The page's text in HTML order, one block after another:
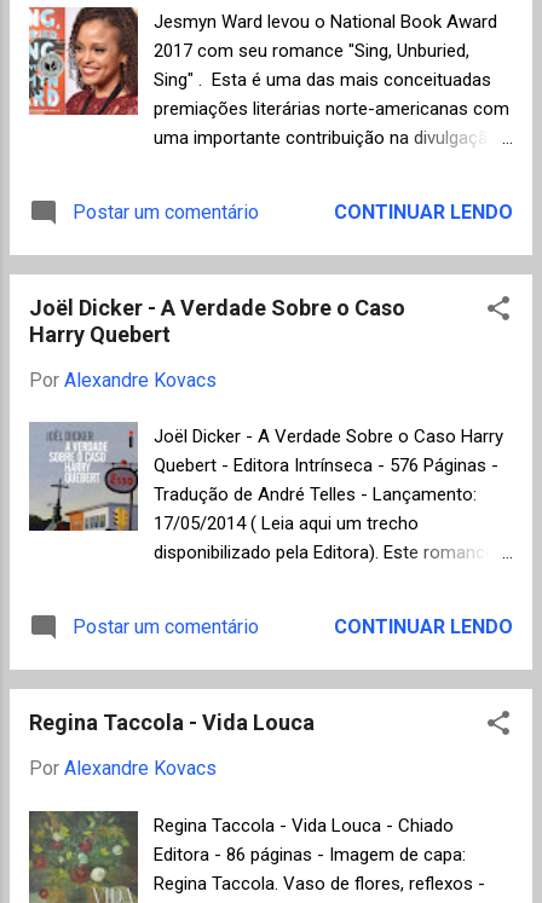
aliados obrigava o imperador a fazer a
"Declaração da Condição Humana" , ou seja,
assumir publicamente que não era uma
divindade como acreditara o país ao longo
de toda a sua história. Tanto a derrota do
por grande parte da colônia de imigrantes
Isto originou a formaç...
Jesmyn Ward levou o National Book Award
2017 com seu romance "Sing, Unburied,
Sing" . Esta é uma das mais conceituadas
premiações literárias norte-americanas com
uma importante contribuição na divulgação
Jonathan Franzen, para citar somente
alguns. A autora já havia conquistado esta
Bones" , uma obra sobre os dias em que o
furacão Katrina atingiu a costa do Golfo do
Mississipi. Cerca de 1.500 livros foram
dezembro de 2016 e 30 de novembro de
2017. Cada finalista recebeu US $ 1.000, e os
vencedores US $ 10.000. Naturalmente o
maior prêmio é a divulgação mundial dos
autores e seus livros, normalmente inéditos
, não ficção , poesia e literatura juvenil, visite
aqui . ...
Postar um comentário CONTINUAR LENDO
Joël Dicker - A Verdade Sobre o Caso
Harry Quebert
Por Alexandre Kovacs
Joël Dicker - A Verdade Sobre o Caso Harry
Quebert - Editora Intrínseca - 576 Páginas -
Tradução de André Telles - Lançamento:
17/05/2014 ( Leia aqui um trecho
disponibilizado pela Editora). Este romance
transformou rapidamente em um best seller,
traduzido para 32 idiomas, superou a marca
na França. No mesmo ano, levou o Grande
prêmio da Academia francesa e foi finalista
entanto, a crítica especializada se divide em
todo o mundo quanto ao real valor literário
da obra, enquanto o grande público tem
Postar um comentário CONTINUAR LENDO
Regina Taccola - Vida Louca
Por Alexandre Kovacs
Regina Taccola - Vida Louca - Chiado
Editora - 86 páginas - Imagem de capa:
Regina Taccola. Vaso de flores, reflexos -